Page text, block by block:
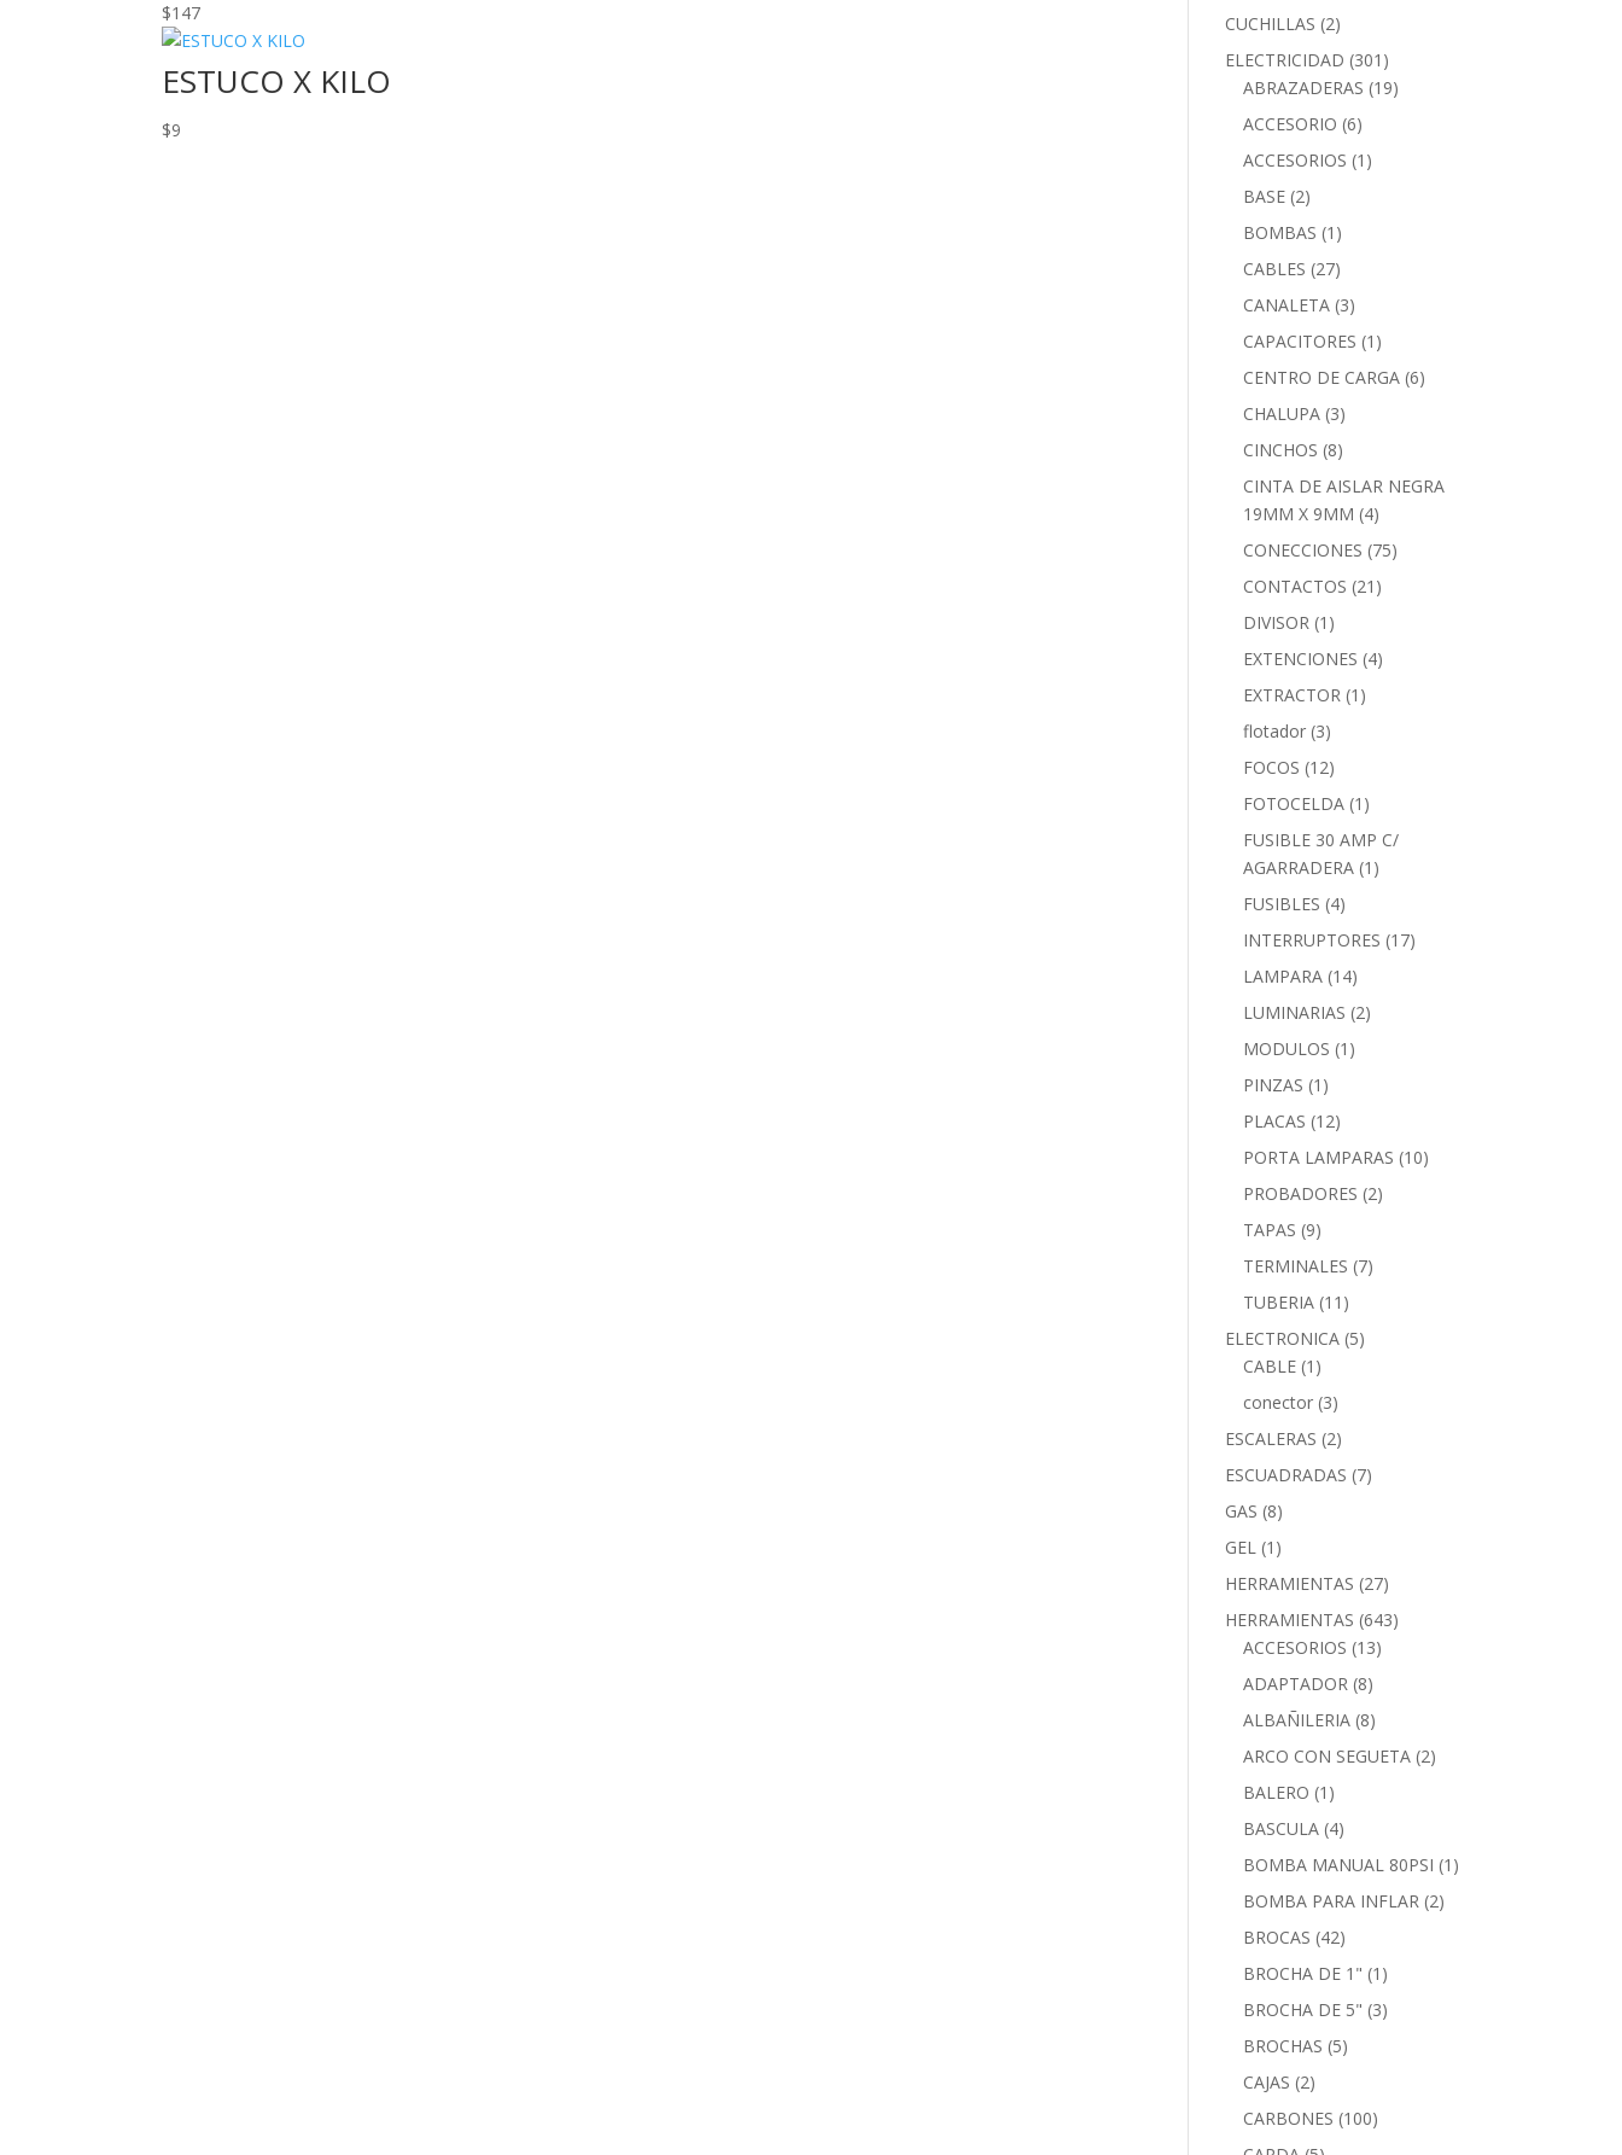
$147
ESTUCO X KILO
$9
CUCHILLAS (2)
ELECTRICIDAD (301)
ABRAZADERAS (19)
ACCESORIO (6)
ACCESORIOS (1)
BASE (2)
BOMBAS (1)
CABLES (27)
CANALETA (3)
CAPACITORES (1)
CENTRO DE CARGA (6)
CHALUPA (3)
CINCHOS (8)
CINTA DE AISLAR NEGRA
19MM X 9MM (4)
CONECCIONES (75)
CONTACTOS (21)
DIVISOR (1)
EXTENCIONES (4)
EXTRACTOR (1)
flotador (3)
FOCOS (12)
FOTOCELDA (1)
FUSIBLE 30 AMP C/
AGARRADERA (1)
FUSIBLES (4)
INTERRUPTORES (17)
LAMPARA (14)
LUMINARIAS (2)
MODULOS (1)
PINZAS (1)
PLACAS (12)
PORTA LAMPARAS (10)
PROBADORES (2)
TAPAS (9)
TERMINALES (7)
TUBERIA (11)
ELECTRONICA (5)
CABLE (1)
conector (3)
ESCALERAS (2)
ESCUADRADAS (7)
GAS (8)
GEL (1)
HERRAMIENTAS (27)
HERRAMIENTAS (643)
ACCESORIOS (13)
ADAPTADOR (8)
ALBAÑILERIA (8)
ARCO CON SEGUETA (2)
BALERO (1)
BASCULA (4)
BOMBA MANUAL 80PSI (1)
BOMBA PARA INFLAR (2)
BROCAS (42)
BROCHA DE 1" (1)
BROCHA DE 5" (3)
BROCHAS (5)
CAJAS (2)
CARBONES (100)